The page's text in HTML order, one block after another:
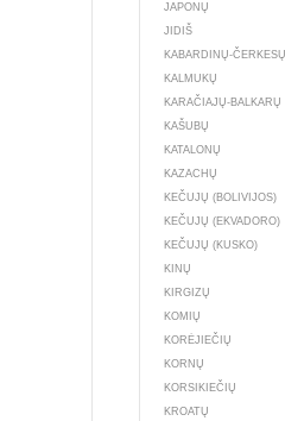
JAPONŲ
JIDIŠ
KABARDINŲ-ČERKESŲ
KALMUKŲ
KARAČIAJŲ-BALKARŲ
KAŠUBŲ
KATALONŲ
KAZACHŲ
KEČUJŲ (BOLIVIJOS)
KEČUJŲ (EKVADORO)
KEČUJŲ (KUSKO)
KINŲ
KIRGIZŲ
KOMIŲ
KORĖJIEČIŲ
KORNŲ
KORSIKIEČIŲ
KROATŲ